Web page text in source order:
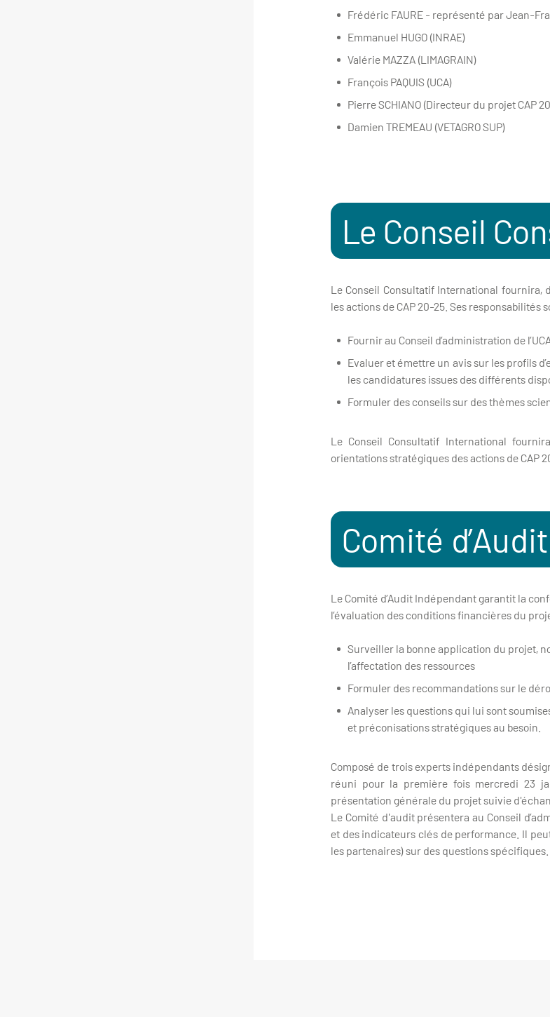
Frédéric FAURE - représenté par Jean-
Emmanuel HUGO (INRAE)
Valérie MAZZA (LIMAGRAIN)
François PAQUIS (UCA)
Pierre SCHIANO (Directeur du projet CAP
Damien TREMEAU (VETAGRO SUP)
Le Conseil
Le Conseil Consultatif International fournira,
les actions de CAP 20-25. Ses responsabilités
Fournir au Conseil d’administration de
Evaluer et émettre un avis sur les profils
les candidatures issues des différents
Formuler des conseils sur des thèmes
Le Conseil Consultatif International
orientations stratégiques des actions de CAP
Comité
Le Comité d’Audit Indépendant garantit la
l’évaluation des conditions financières du
Surveiller la bonne application du projet,
l’affectation des ressources
Formuler des recommandations sur le
Analyser les questions qui lui sont
et préconisations stratégiques au besoin.
Composé de trois experts indépendants
réuni pour la première fois mercredi 23
présentation générale du projet suivie
Le Comité d'audit présentera au Conseil
et des indicateurs clés de performance. Il
les partenaires) sur des questions spécifiques.